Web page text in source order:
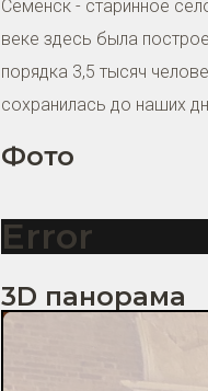
Семенск - старинное
веке здесь была
порядка 3,5 тысяч
сохранилась до наших
Фото
Error
3D панорама